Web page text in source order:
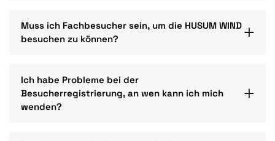
Muss ich Fachbesucher sein, um die HUSUM WIND
besuchen zu können?
Ich habe Probleme bei der
Besucherregistrierung, an wen kann ich mich
wenden?